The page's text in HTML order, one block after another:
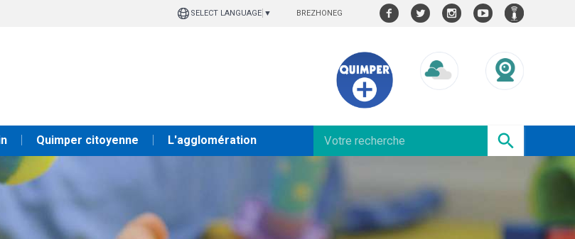
SELECT LANGUAGE ▼ BREZHONEG
Quimper citoyenne L'agglomération